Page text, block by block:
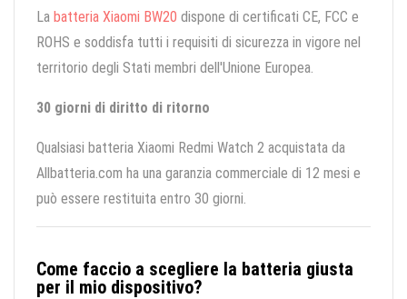
La batteria Xiaomi BW20 dispone di certificati CE, FCC e
ROHS e soddisfa tutti i requisiti di sicurezza in vigore nel
territorio degli Stati membri dell'Unione Europea.
30 giorni di diritto di ritorno
Qualsiasi batteria Xiaomi Redmi Watch 2 acquistata da
Allbatteria.com ha una garanzia commerciale di 12 mesi e
può essere restituita entro 30 giorni.
Come faccio a scegliere la batteria giusta
per il mio dispositivo?